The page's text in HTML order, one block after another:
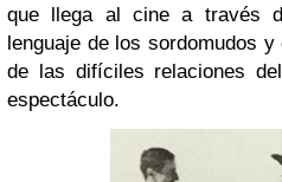
que llega al cine a través
lenguaje de los sordomudos
de las difíciles relaciones
espectáculo.